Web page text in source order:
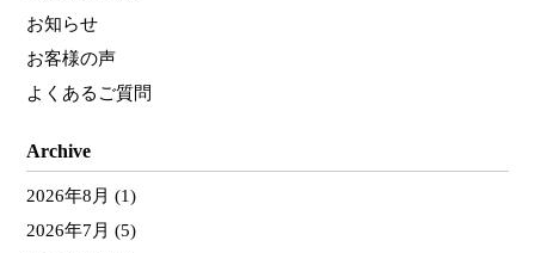
お知らせ
お客様の声
よくあるご質問
Archive
2026年8月 (1)
2026年7月 (5)